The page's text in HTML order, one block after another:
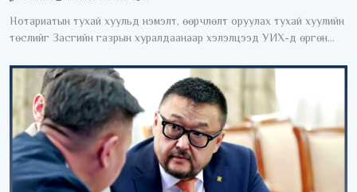
Нотариатын тухай хуульд нэмэлт, өөрчлөлт оруулах тухай хуулийн
төслийг Засгийн газрын хуралдаанаар хэлэлцээд УИХ-д өргөн
үйлчилгээг авахын